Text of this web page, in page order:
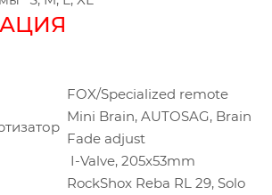
FOX/Specialized remote
Mini Brain, AUTOSAG, Brain
Fade adjust
I-Valve, 205x53mm
RockShox Reba RL 29, Solo